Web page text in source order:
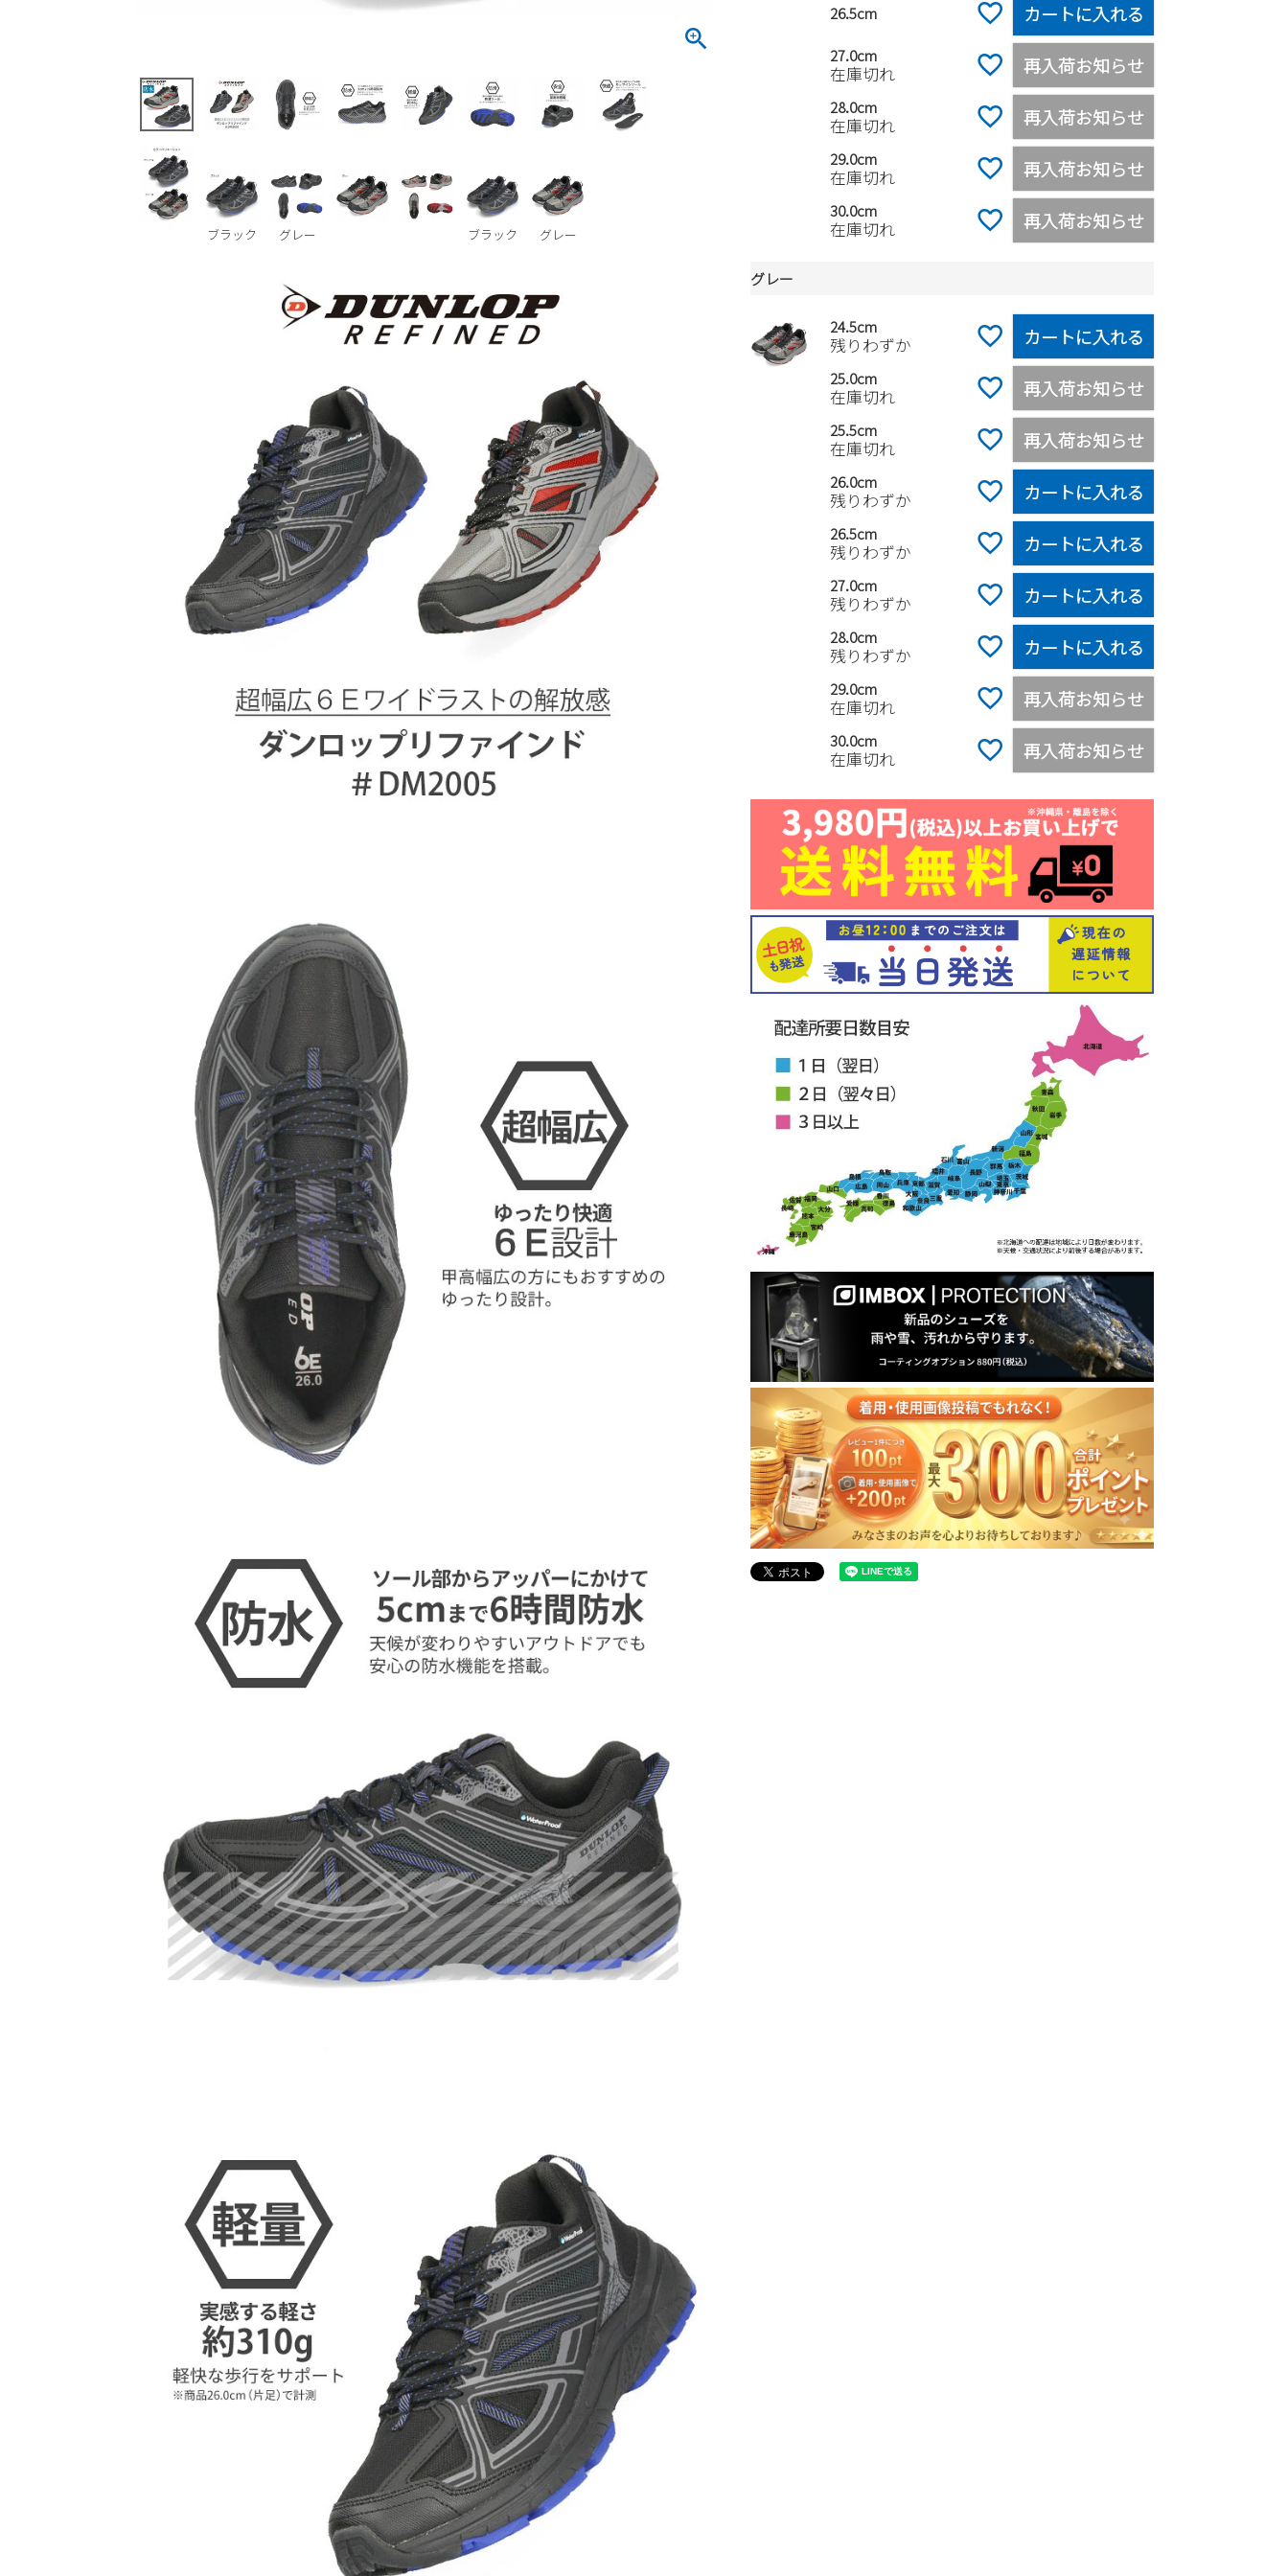
ブラック グレー ブラック グレー
26.5cm カートに入れる
27.0cm
在庫切れ 再入荷お知らせ
28.0cm
在庫切れ 再入荷お知らせ
29.0cm
在庫切れ 再入荷お知らせ
30.0cm
在庫切れ 再入荷お知らせ
グレー
24.5cm
残りわずか カートに入れる
25.0cm
在庫切れ 再入荷お知らせ
25.5cm
在庫切れ 再入荷お知らせ
26.0cm
残りわずか カートに入れる
26.5cm
残りわずか カートに入れる
27.0cm
残りわずか カートに入れる
28.0cm
残りわずか カートに入れる
29.0cm
在庫切れ 再入荷お知らせ
30.0cm
在庫切れ 再入荷お知らせ